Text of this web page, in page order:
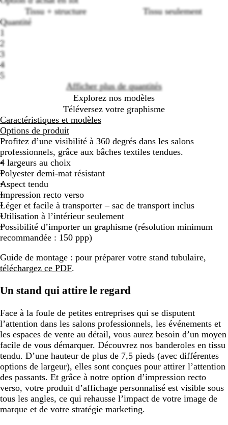
Tissu + structure
Tissu seulement
Quantité
1
2
3
4
5
Afficher plus de quantités
Explorez nos modèles
Téléversez votre graphisme
Caractéristiques et modèles
Options de produit
Profitez d’une visibilité à 360 degrés dans les salons
professionnels, grâce aux bâches textiles tendues.
4 largeurs au choix
Polyester demi-mat résistant
Aspect tendu
Impression recto verso
Léger et facile à transporter – sac de transport inclus
Utilisation à l’intérieur seulement
Possibilité d’importer un graphisme (résolution minimum
recommandée : 150 ppp)
Guide de montage : pour préparer votre stand tubulaire,
téléchargez ce PDF.
Un stand qui attire le regard
Face à la foule de petites entreprises qui se disputent
l’attention dans les salons professionnels, les événements et
les espaces de vente au détail, vous aurez besoin d’un moyen
facile de vous démarquer. Découvrez nos banderoles en tissu
tendu. D’une hauteur de plus de 7,5 pieds (avec différentes
options de largeur), elles sont conçues pour attirer l’attention
des passants. Et grâce à notre option d’impression recto
verso, votre produit d’affichage personnalisé est visible sous
tous les angles, ce qui rehausse l’impact de votre image de
marque et de votre stratégie marketing.